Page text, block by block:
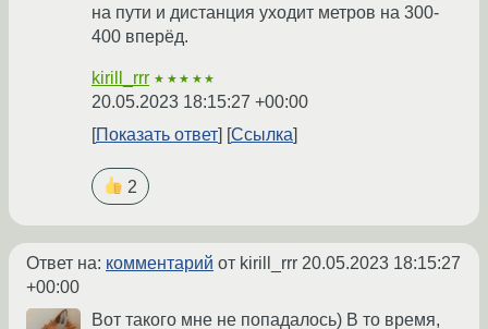
на пути и дистанция уходит метров на 300-
400 вперёд.
kirill_rrr ★★★★★
20.05.2023 18:15:27 +00:00
Показать ответ
Ссылка
2
Ответ на: комментарий от kirill_rrr 20.05.2023 18:15:27
+00:00
Вот такого мне не попадалось) В то время,